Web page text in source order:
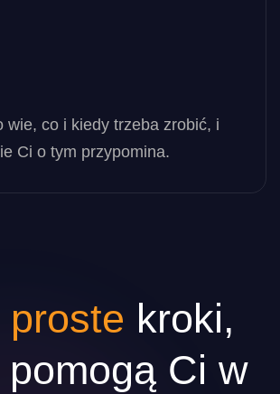
wie, co i kiedy trzeba zrobić, i
Ci o tym przypomina.
proste kroki,
pomogą Ci w